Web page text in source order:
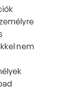
nem